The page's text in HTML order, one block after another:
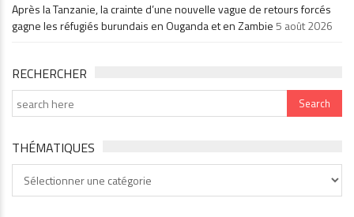
Après la Tanzanie, la crainte d’une nouvelle vague de retours forcés
gagne les réfugiés burundais en Ouganda et en Zambie5 août 2026
RECHERCHER
THÉMATIQUES